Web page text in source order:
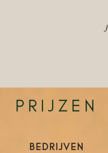
BEDRIJVEN
PRIJZEN